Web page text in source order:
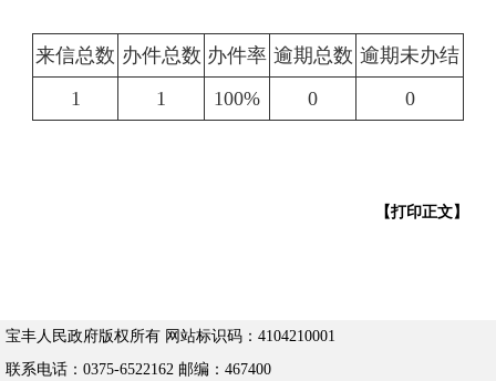
来信总数 办件总数 办件率 逾期总数 逾期未办结
1
1 100% 0 0
【打印正文】
宝丰人民政府版权所有 网站标识码：4104210001
联系电话：0375-6522162 邮编：467400